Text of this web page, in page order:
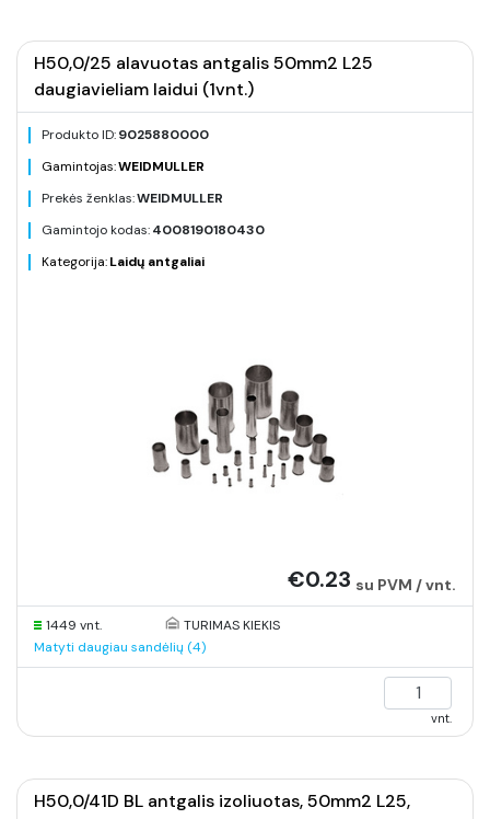
H50,0/25 alavuotas antgalis 50mm2 L25
daugiavieliam laidui (1vnt.)
Produkto ID:9025880000
Gamintojas:WEIDMULLER
Prekės ženklas:WEIDMULLER
Gamintojo kodas:4008190180430
Kategorija:Laidų antgaliai
€0.23 su PVM / vnt.
1449 vnt.
TURIMAS KIEKIS
Matyti daugiau sandėlių (4)
vnt.
H50,0/41D BL antgalis izoliuotas, 50mm2 L25,